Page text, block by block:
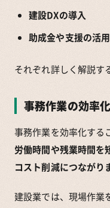
建設DXの導入
助成金や支援の活用
それぞれ詳しく解説す
事務作業の効率化
事務作業を効率化する
労働時間や残業時間を
コスト削減につながり
建設業では、現場作業